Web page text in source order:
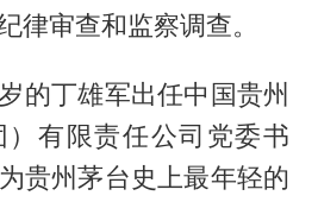
律审查和监察调查。
的丁雄军出任中国贵州
有限责任公司党委书
贵州茅台史上最年轻的